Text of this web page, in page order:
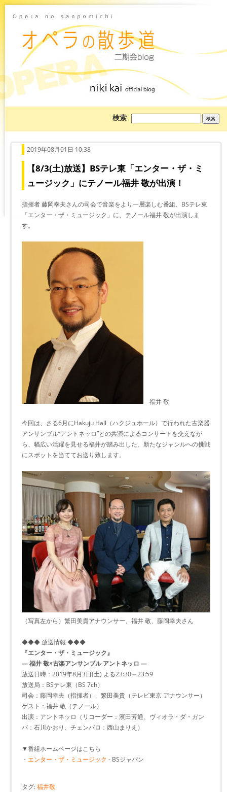
検索
を
2019年08月01日 10:38
【8/3(土)放送】BSテレ東「エンター・ザ・ミ
ュージック」にテノール福井 敬が出演！
指揮者 藤岡幸夫さんの司会で音楽をより一層楽しむ番組、BSテレ東
「エンター・ザ・ミュージック」に、テノール福井 敬が出演しま
す。
福井 敬
今回は、さる6月にHakuju Hall（ハクジュホール）で行われた古楽器
アンサンブル“アントネッロ”との共演によるコンサートを交えなが
ら、幅広い活躍を見せる福井が踏み出した、新たなジャンルへの挑戦
にスポットを当ててお送り致します。
（写真左から）繁田美貴アナウンサー、福井 敬、藤岡幸夫さん
◆◆◆ 放送情報 ◆◆◆
『エンター・ザ・ミュージック』
― 福井 敬×古楽アンサンブル アントネッロ ―
放送日時：2019年8月3日(土) よる23:30～23:59
放送局：BSテレ東（BS 7ch）
司会：藤岡幸夫（指揮者）、繁田美貴（テレビ東京 アナウンサー）
ゲスト：福井 敬（テノール）
出演：アントネッロ（リコーダー：濱田芳通、ヴィオラ・ダ・ガン
バ：石川かおり、チェンバロ：西山まりえ）
▼番組ホームページはこちら
・ エンター・ザ・ミュージック - BSジャパン
タグ:福井敬